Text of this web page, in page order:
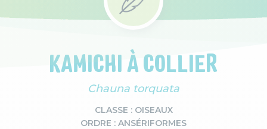
KAMICHI À COLLIER
Chauna torquata
CLASSE : OISEAUX
ORDRE : ANSÉRIFORMES